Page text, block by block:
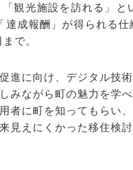
観光施設を訪れる」
成報酬」が得られる
で。
進に向け、デジタル技
みながら町の魅力を学
者に町を知ってもらい
見えにくかった移住検